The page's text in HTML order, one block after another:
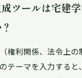
ツールは宅建
権利関係、法令上の
テーマを入力すると